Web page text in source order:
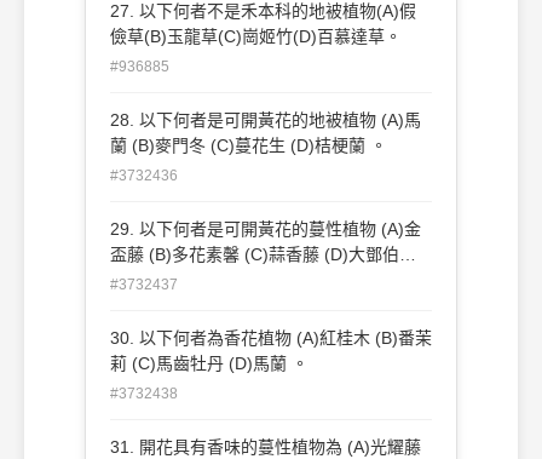
27. 以下何者不是禾本科的地被植物(A)假
儉草(B)玉龍草(C)崗姬竹(D)百慕達草。
#936885
28. 以下何者是可開黃花的地被植物 (A)馬
蘭 (B)麥門冬 (C)蔓花生 (D)桔梗蘭 。
#3732436
29. 以下何者是可開黃花的蔓性植物 (A)金
盃藤 (B)多花素馨 (C)蒜香藤 (D)大鄧伯花
。
#3732437
30. 以下何者為香花植物 (A)紅桂木 (B)番茉
莉 (C)馬齒牡丹 (D)馬蘭 。
#3732438
31. 開花具有香味的蔓性植物為 (A)光耀藤